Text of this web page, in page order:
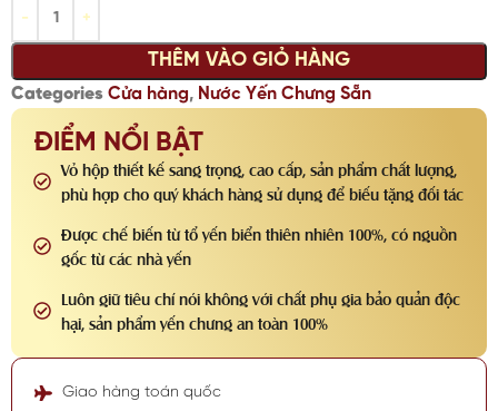
THÊM VÀO GIỎ HÀNG
Categories Cửa hàng, Nước Yến Chưng Sẵn
ĐIỂM NỔI BẬT
Vỏ hộp thiết kế sang trọng, cao cấp, sản phẩm chất lượng,
phù hợp cho quý khách hàng sử dụng để biếu tặng đối tác
Được chế biến từ tổ yến biển thiên nhiên 100%, có nguồn
gốc từ các nhà yến
Luôn giữ tiêu chí nói không với chất phụ gia bảo quản độc
hại, sản phẩm yến chưng an toàn 100%
Giao hàng toán quốc